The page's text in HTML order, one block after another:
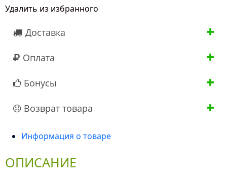
Кейт
см.)
Удалить из избранного
Доставка
Оплата
Бонусы
Возврат товара
Информация о товаре
ОПИСАНИЕ